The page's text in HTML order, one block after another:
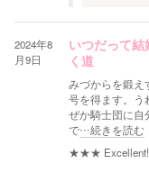
2024年8
月9日
いつだって
く道
みづからを鍛え
号を得ます。う
ぜか騎士団に自
で…続きを読む
★★★